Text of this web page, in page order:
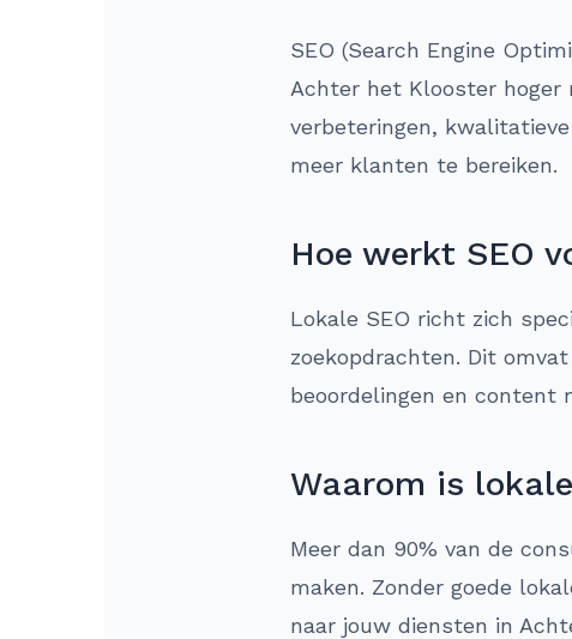
SEO (Search Engine
Achter het Klooster hoger
verbeteringen,
meer klanten te bereiken.
Hoe werkt SEO
Lokale SEO richt zich
zoekopdrachten. Dit
beoordelingen en content
Waarom is
Meer dan 90% van de
maken. Zonder goede
naar jouw diensten in